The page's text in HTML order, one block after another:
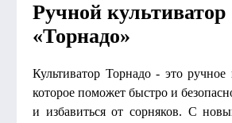
Ручной культиватор
«Торнадо»
Культиватор Торнадо - это ручное
которое поможет быстро и
и избавиться от сорняков. С